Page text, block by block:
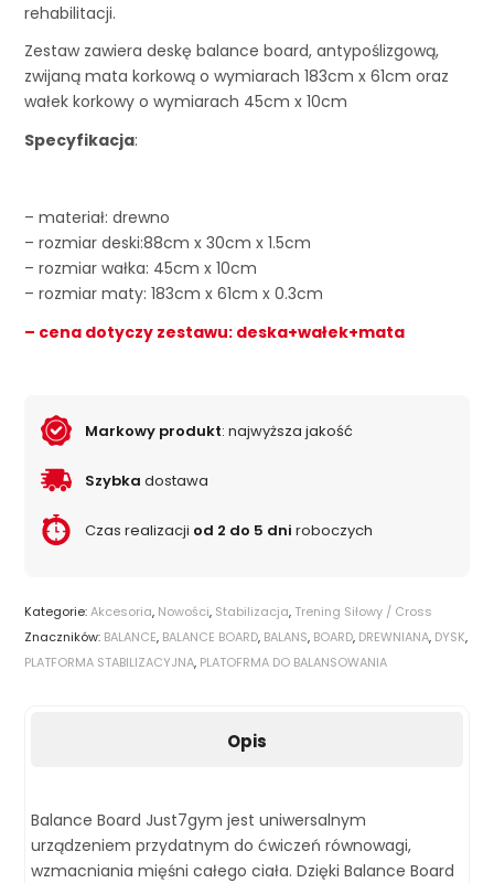
rehabilitacji.
Zestaw zawiera deskę balance board, antypoślizgową,
zwijaną mata korkową o wymiarach 183cm x 61cm oraz
wałek korkowy o wymiarach 45cm x 10cm
Specyfikacja:
– materiał: drewno
– rozmiar deski:88cm x 30cm x 1.5cm
– rozmiar wałka: 45cm x 10cm
– rozmiar maty: 183cm x 61cm x 0.3cm
– cena dotyczy zestawu: deska+wałek+mata
Markowy produkt: najwyższa jakość
Szybka dostawa
Czas realizacji od 2 do 5 dni roboczych
Kategorie:Akcesoria, Nowości, Stabilizacja, Trening Siłowy / Cross
Znaczników: BALANCE, BALANCE BOARD, BALANS, BOARD, DREWNIANA, DYSK,
PLATFORMA STABILIZACYJNA, PLATOFRMA DO BALANSOWANIA
Opis
Balance Board Just7gym jest uniwersalnym
urządzeniem przydatnym do ćwiczeń równowagi,
wzmacniania mięśni całego ciała. Dzięki Balance Board